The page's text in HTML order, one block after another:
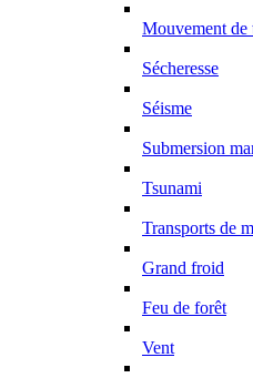
Mouvement de
Sécheresse
Séisme
Submersion
Tsunami
Transports de
Grand froid
Feu de forêt
Vent